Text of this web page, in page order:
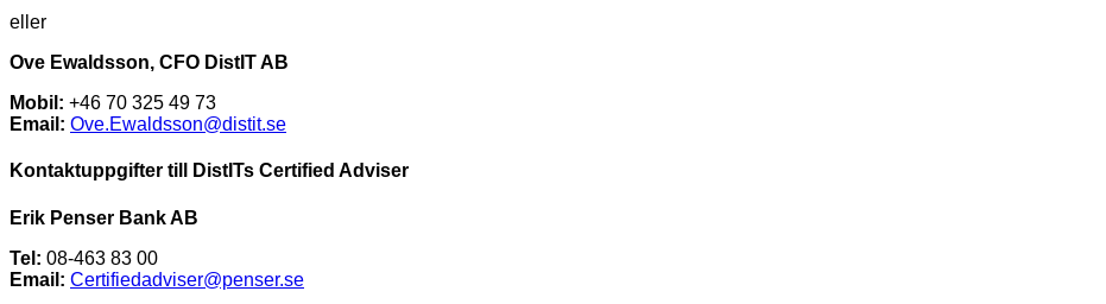
eller
Ove Ewaldsson, CFO DistIT AB
Mobil: +46 70 325 49 73
Email: Ove.Ewaldsson@distit.se
Kontaktuppgifter till DistITs Certified Adviser
Erik Penser Bank AB
Tel: 08-463 83 00
Email: Certifiedadviser@penser.se